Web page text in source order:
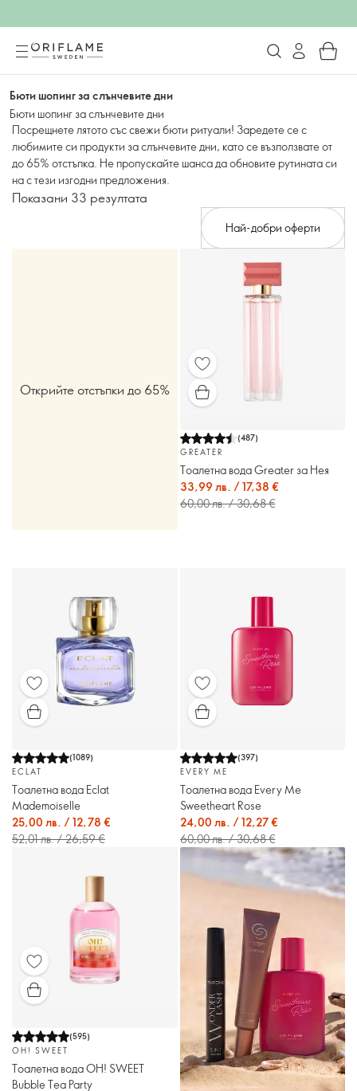
Бюти шопинг за слънчевите дни
Бюти шопинг за слънчевите дни
Посрещнете лятото със свежи бюти ритуали! Заредете се с
любимите си продукти за слънчевите дни, като се възползвате от
до 65% отстъпка. Не пропускайте шанса да обновите рутината си
на с тези изгодни предложения.
Показани 33 резултата
Най-добри оферти
Открийте отстъпки до 65%
(487)
GREATER
Тоалетна вода Greater за Нея
33,99 лв. / 17,38 €
60,00 лв. / 30,68 €
(1089)
ECLAT
Тоалетна вода Eclat
Mademoiselle
25,00 лв. / 12,78 €
52,01 лв. / 26,59 €
(397)
EVERY ME
Тоалетна вода Every Me
Sweetheart Rose
24,00 лв. / 12,27 €
60,00 лв. / 30,68 €
(595)
OH! SWEET
Тоалетна вода OH! SWEET
Bubble Tea Party